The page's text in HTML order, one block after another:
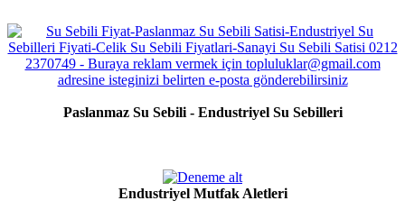
Paslanmaz Su Sebili - Endustriyel Su Sebilleri
Endustriyel Mutfak Aletleri